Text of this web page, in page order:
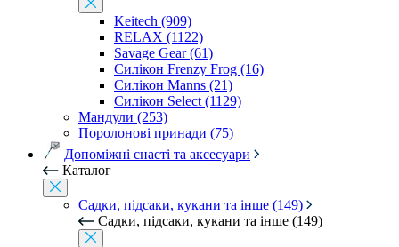
Keitech (909)
RELAX (1122)
Savage Gear (61)
Силікон Frenzy Frog (16)
Силікон Manns (21)
Силікон Select (1129)
Мандули (253)
Поролонові принади (75)
Допоміжні снасті та аксесуари
Каталог
Садки, підсаки, кукани та інше (149)
Садки, підсаки, кукани та інше (149)